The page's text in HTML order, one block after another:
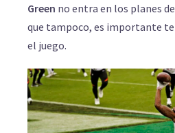
Green no entra en los planes
que tampoco, es importante
el juego.